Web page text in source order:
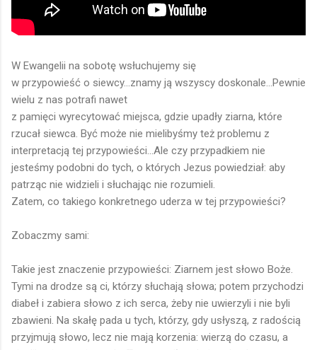
W Ewangelii na sobotę wsłuchujemy się
w przypowieść o siewcy...znamy ją wszyscy doskonale...Pewnie
wielu z nas potrafi nawet
z pamięci wyrecytować miejsca, gdzie upadły ziarna, które
rzucał siewca. Być może nie mielibyśmy też problemu z
interpretacją tej przypowieści...Ale czy przypadkiem nie
jesteśmy podobni do tych, o których Jezus powiedział: aby
patrząc nie widzieli i słuchając nie rozumieli.
Zatem, co takiego konkretnego uderza w tej przypowieści?
Zobaczmy sami:
Takie jest znaczenie przypowieści: Ziarnem jest słowo Boże.
Tymi na drodze są ci, którzy słuchają słowa; potem przychodzi
diabeł i zabiera słowo z ich serca, żeby nie uwierzyli i nie byli
zbawieni. Na skałę pada u tych, którzy, gdy usłyszą, z radością
przyjmują słowo, lecz nie mają korzenia: wierzą do czasu, a